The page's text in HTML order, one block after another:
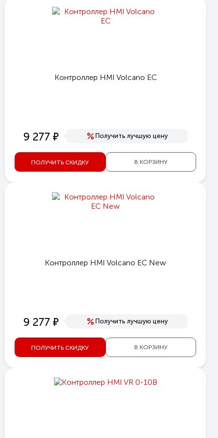
Контроллер HMI Volcano EC
9 277 е Получить лучшую цену
ПОЛУЧИТЬ СКИДКУ В КОРЗИНУ
Контроллер HMI Volcano EC New
9 277 е Получить лучшую цену
ПОЛУЧИТЬ СКИДКУ В КОРЗИНУ